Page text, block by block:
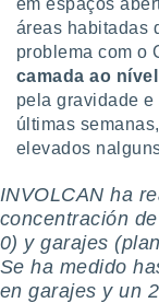
em espaços
áreas habitadas
problema com o
camada ao
pela gravidade
últimas
elevados
INVOLCAN ha
concentración
0) y garajes
Se ha medido
en garajes y un